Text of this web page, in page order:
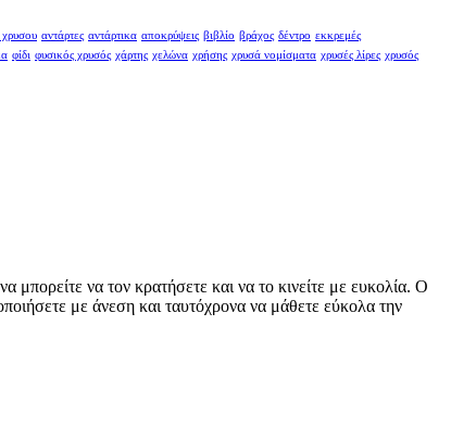
χρυσου αντάρτες αντάρτικα αποκρύψεις βιβλίο βράχος δέντρο εκκρεμές
φίδι φυσικός χρυσός χάρτης χελώνα χρήσης χρυσά νομίσματα χρυσές λίρες χρυσός
μπορείτε να τον κρατήσετε και να το κινείτε με ευκολία. Ο
με άνεση και ταυτόχρονα να μάθετε εύκολα την